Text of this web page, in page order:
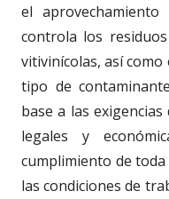
el
controla los
vitivinícolas, así
tipo de
base a las
legales y
cumplimiento de
las condiciones de